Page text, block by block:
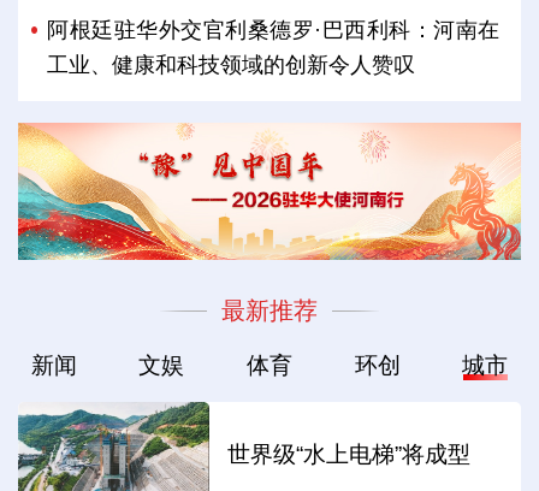
阿根廷驻华外交官利桑德罗·巴西利科：河南在
工业、健康和科技领域的创新令人赞叹
最新推荐
新闻 文娱 体育 环创 城市
世界级“水上电梯”将成型